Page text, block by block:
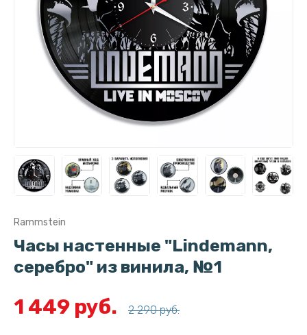
Rammstein
Часы настенные "Lindemann,
серебро" из винила, №1
1 449 руб. 2 290 руб.